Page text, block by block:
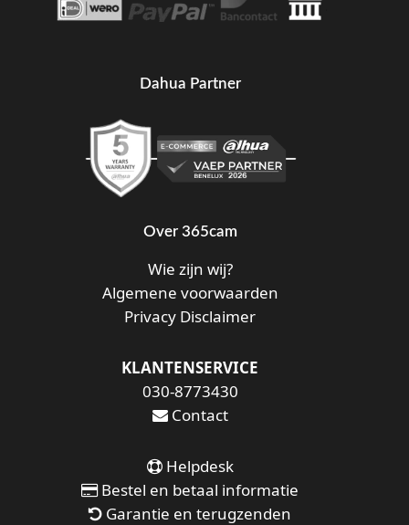
Dahua Partner
Over 365cam
Wie zijn wij?
Algemene voorwaarden
Privacy Disclaimer
KLANTENSERVICE
030-8773430
Contact
Helpdesk
Bestel en betaal informatie
Garantie en terugzenden